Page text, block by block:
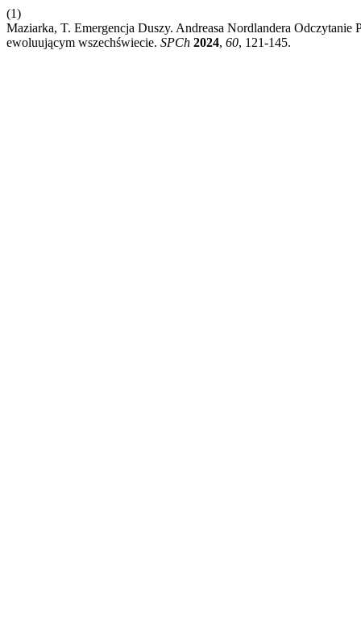
(1)
Maziarka, T. Emergencja Duszy. Andreasa Nordlandera
ewoluującym wszechświecie. SPCh 2024, 60, 121-145.